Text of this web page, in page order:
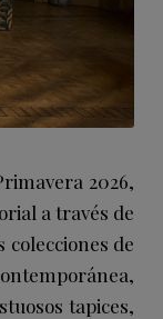
2026,
a través de
de
tapices,